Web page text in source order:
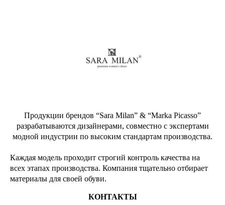
Продукции брендов “Sara Milan” & “Marka Picasso”
разрабатываются дизайнерами, совместно с экспертами
модной индустрии по высоким стандартам производства.
Каждая модель проходит строгий контроль качества на
всех этапах производства. Компания тщательно отбирает
материалы для своей обуви.
КОНТАКТЫ